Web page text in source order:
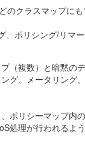
のクラスマップに
、ポリシング/リマ
（複数）と暗黙
グ、メータリン
ポリシーマップ
処理が行われる